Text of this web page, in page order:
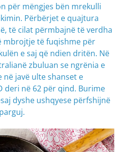
për mëngjes bën mrekulli
Përbërjet e quajtura
të cilat përmbajnë të verdha
mbrojtje të fuqishme për
e saj që ndien dritën. Në
zbuluan se ngrënia e
në javë ulte shanset e
deri në 62 për qind. Burime
dyshe ushqyese përfshijnë